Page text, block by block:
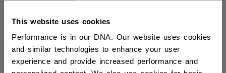
This website uses cookies
Performance is in our DNA. Our website uses cookies
and similar technologies to enhance your user
experience and provide increased performance and